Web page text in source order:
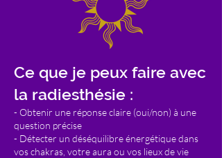
Ce que je peux faire avec
la radiesthésie :
- Obtenir une réponse claire (oui/non) à une
question précise
- Détecter un déséquilibre énergétique dans
vos chakras, votre aura ou vos lieux de vie